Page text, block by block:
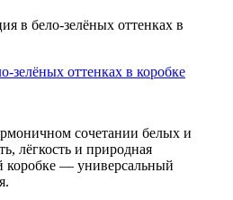
зелёных оттенках в коробке
сочетании белых и
лёгкость и природная
коробке — универсальный